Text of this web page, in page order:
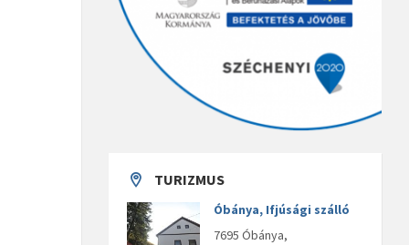
TURIZMUS
Óbánya, Ifjúsági szálló
7695 Óbánya,